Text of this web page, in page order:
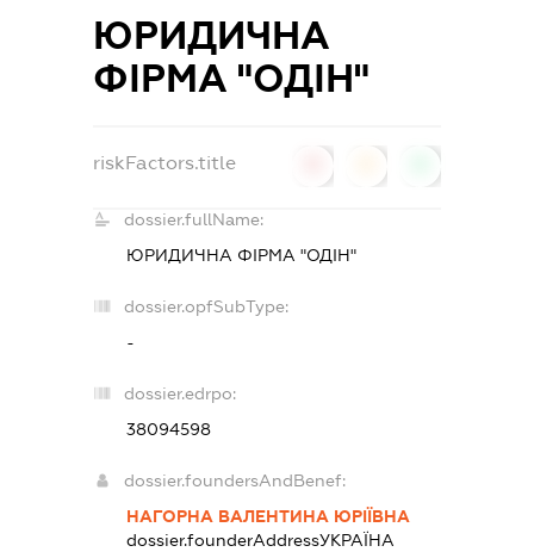
ЮРИДИЧНА
ФІРМА "ОДІН"
riskFactors.title
dossier.fullName:
ЮРИДИЧНА ФІРМА "ОДІН"
dossier.opfSubType:
-
dossier.edrpo:
38094598
dossier.foundersAndBenef:
НАГОРНА ВАЛЕНТИНА ЮРІЇВНА
dossier.founderAddressУКРАЇНА